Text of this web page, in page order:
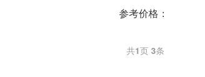
参考价格：
共1页 3条